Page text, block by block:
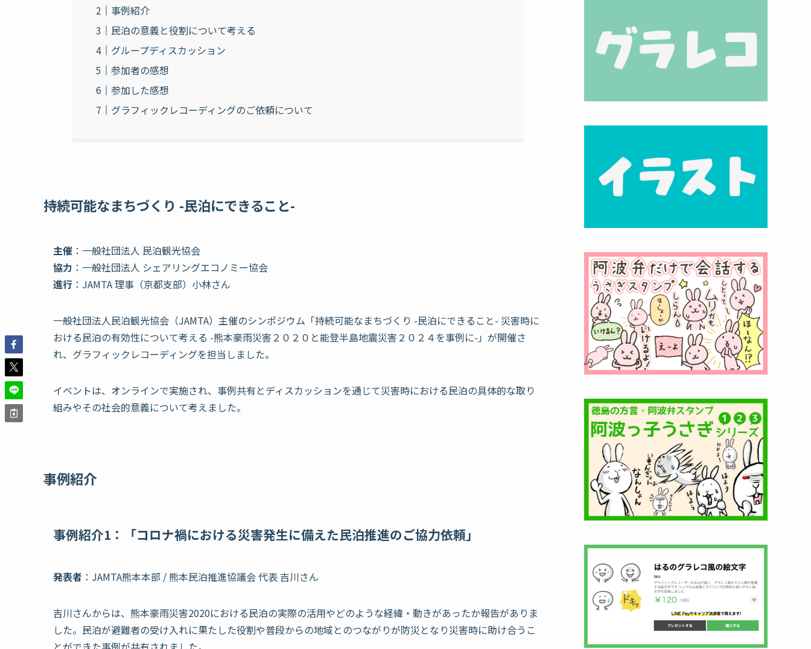
事例紹介
民泊の意義と役割について考える
グループディスカッション
参加者の感想
参加した感想
グラフィックレコーディングのご依頼について
持続可能なまちづくり -民泊にできること-
主催 ：一般社団法人 民泊観光協会
協力 ：一般社団法人 シェアリングエコノミー協会
進行 ：JAMTA 理事（京都支部）小林さん
一般社団法人民泊観光協会（JAMTA）主催のシンポジウム「持続可能なまちづくり -民泊にできること- 災害時に
おける民泊の有効性について考える -熊本豪雨災害２０２０と能登半島地震災害２０２４を事例に-」が開催さ
れ、グラフィックレコーディングを担当しました。
イベントは、オンラインで実施され、事例共有とディスカッションを通じて災害時における民泊の具体的な取り
組みやその社会的意義について考えました。
事例紹介
事例紹介1 ：「コロナ禍における災害発生に備えた民泊推進のご協力依頼」
発表者 ：JAMTA熊本本部 / 熊本民泊推進協議会 代表 吉川さん
吉川さんからは、熊本豪雨災害2020における民泊の実際の活用やどのような経緯・動きがあったか報告がありま
した。民泊が避難者の受け入れに果たした役割や普段からの地域とのつながりが防災となり災害時に助け合うこ